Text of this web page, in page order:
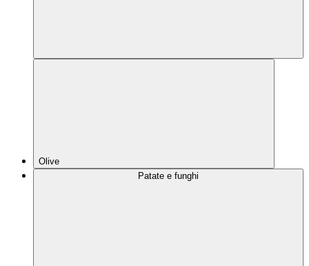
Olive
Patate e funghi